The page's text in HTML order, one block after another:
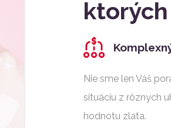
Nie sme len Váš
situáciu z rôznych
hodnotu zlata.